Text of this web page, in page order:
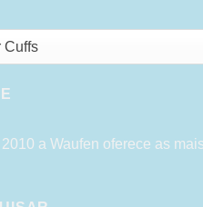
2010 a Waufen oferece as